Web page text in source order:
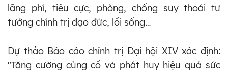
lãng phí, tiêu cực, phòng, chống suy thoái tư
tưởng chính trị đạo đức, lối sống…
Dự thảo Báo cáo chính trị Đại hội XIV xác định:
"Tăng cường củng cố và phát huy hiệu quả sức